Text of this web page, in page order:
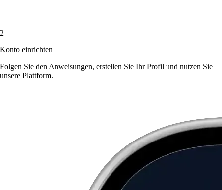
2
Konto einrichten
Folgen Sie den Anweisungen, erstellen Sie Ihr Profil und nutzen Sie
unsere Plattform.